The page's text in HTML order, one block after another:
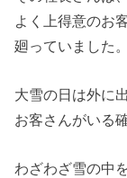
よく上得意のお
廻っていました。
大雪の日は外に
お客さんがいる
わざわざ雪の中